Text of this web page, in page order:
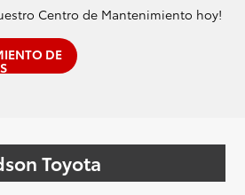
Centro de Mantenimiento hoy!
DE
Toyota